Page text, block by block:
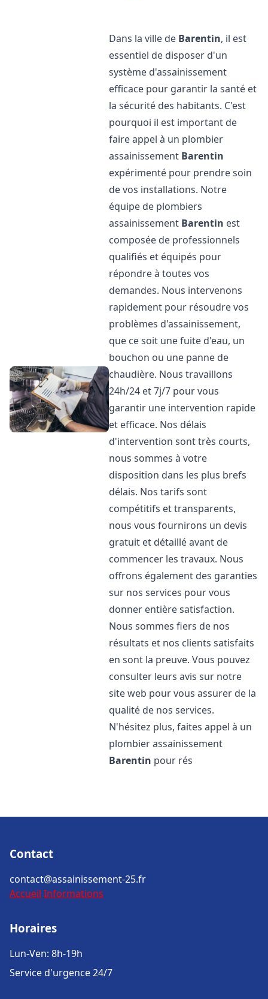
Dans la ville de Barentin, il est
essentiel de disposer d'un
système d'assainissement
efficace pour garantir la santé et
la sécurité des habitants. C'est
pourquoi il est important de
faire appel à un plombier
assainissement Barentin
expérimenté pour prendre soin
de vos installations. Notre
équipe de plombiers
assainissement Barentin est
composée de professionnels
qualifiés et équipés pour
répondre à toutes vos
demandes. Nous intervenons
rapidement pour résoudre vos
problèmes d'assainissement,
que ce soit une fuite d'eau, un
bouchon ou une panne de
chaudière. Nous travaillons
24h/24 et 7j/7 pour vous
garantir une intervention rapide
et efficace. Nos délais
d'intervention sont très courts,
nous sommes à votre
disposition dans les plus brefs
délais. Nos tarifs sont
compétitifs et transparents,
nous vous fournirons un devis
gratuit et détaillé avant de
commencer les travaux. Nous
offrons également des garanties
sur nos services pour vous
donner entière satisfaction.
Nous sommes fiers de nos
résultats et nos clients satisfaits
en sont la preuve. Vous pouvez
consulter leurs avis sur notre
site web pour vous assurer de la
qualité de nos services.
N'hésitez plus, faites appel à un
plombier assainissement
Barentin pour rés
Contact
contact@assainissement-25.fr
Accueil Informations
Horaires
Lun-Ven: 8h-19h
Service d'urgence 24/7